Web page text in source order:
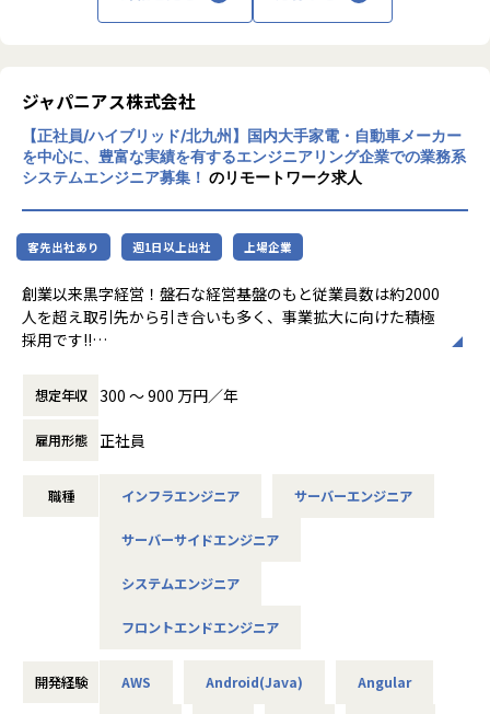
書籍購入費用100%負担や外部研修参加自由、1on1の実施や
2025年からは「PMチョットデキル研修」を開始。当社の目
指すPM像は、
単なるプロジェクト管理に留まらず、お客様の課題解決をリ
▼顧客にとって最適な提案を！
新しい技術・レガシーでも良い技術を組み合わせて顧客によ
いシステムを提供したい
という気持ちを大切にしています。
▼ストリスフリーな環境をできる限り提供
ストレスを感じない環境を整えているのも当社の特徴の一
つ。
windowsとMacを選択していただけます。
どあれば、柔軟に利用できる環境です。
▼フルフレックス×リモートワークのフレキシブルな働き方
たことが新しい技術領域への挑戦の追い風と
そんな当社ではフルスタックエンジニアを育
てていきたいと考えていますが、本人の志
向・適性に合わない仕事を無理にさせるので
はなく、あくまで一人ひとりの能力を伸ばす
支援を行うことを重視しています。マネジメ
ントに興味がある人の中には、20代で要件定
義に携っている方もいますし、技術を武器に
ジェクトをお任せしています。バックエン
ド、フロントエンドの開発だけでなく、AW
は様々です。
ジャパニアス株式会社
【正社員/ハイブリッド/北九州】国内大手家電・自動車メーカー
を中心に、豊富な実績を有するエンジニアリング企業での業務系
システムエンジニア募集！ のリモートワーク求人
客先出社あり 週1日以上出社 上場企業
創業以来黒字経営！盤石な経営基盤のもと従業員数は約2000
人を超え取引先から引き合いも多く、事業拡大に向けた積極
採用です!!
ご志向／ご希望に応じて、プロジェクトを決定しますので、
是非面接でお話しください！
◆取引業界
・ システム要件定義・設計（上流）SE
※ご志向・ご希望に応じて、プロジェクトを決定します
を前提としています。
想定年収 300 〜 900 万円／年
雇用形態 正社員
職種 インフラエンジニア サーバーエンジニア
サーバーサイドエンジニア
システムエンジニア
フロントエンドエンジニア
開発経験 AWS Android(Java) Angular